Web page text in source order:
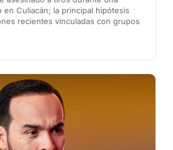
en Culiacán; la principal hipótesis
recientes vinculadas con grupos